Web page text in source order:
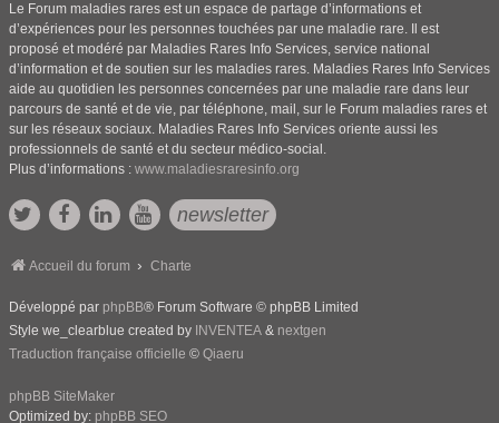
Le Forum maladies rares est un espace de partage d’informations et
d’expériences pour les personnes touchées par une maladie rare. Il est
proposé et modéré par Maladies Rares Info Services, service national
d’information et de soutien sur les maladies rares. Maladies Rares Info Services
aide au quotidien les personnes concernées par une maladie rare dans leur
parcours de santé et de vie, par téléphone, mail, sur le Forum maladies rares et
sur les réseaux sociaux. Maladies Rares Info Services oriente aussi les
professionnels de santé et du secteur médico-social.
Plus d’informations : www.maladiesraresinfo.org
newsletter
Accueil du forum Charte
Développé par phpBB® Forum Software © phpBB Limited
Style we_clearblue created by INVENTEA & nextgen
Traduction française officielle © Qiaeru
phpBB SiteMaker
Optimized by: phpBB SEO